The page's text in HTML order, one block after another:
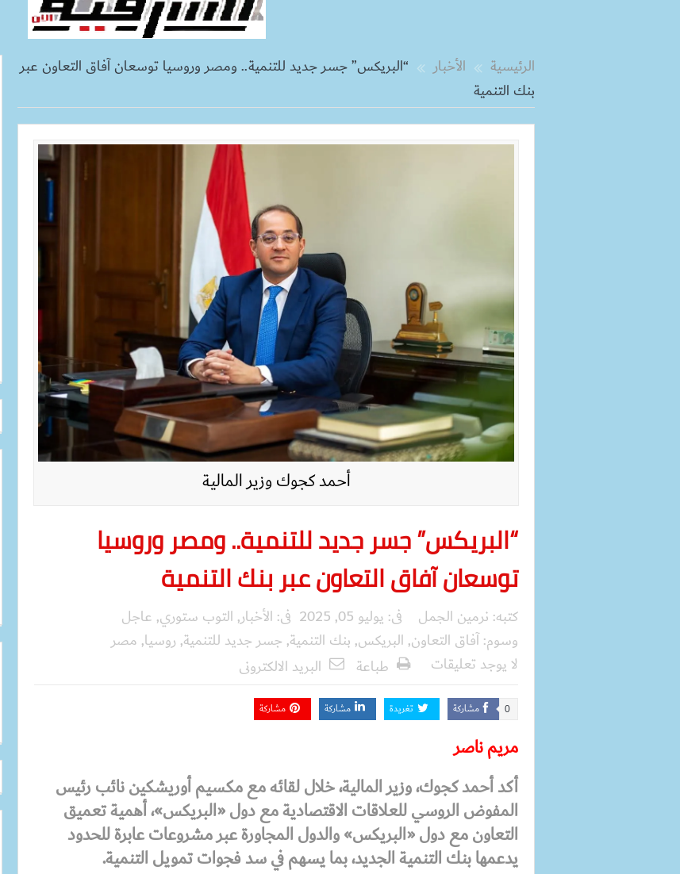
الرئيسية الأخبار
“البريكس” جسر جديد للتنمية.. ومصر وروسيا توسعان آفاق التعاون عبر
بنك التنمية
أحمد كجوك وزير المالية
“البريكس” جسر جديد للتنمية.. ومصر وروسيا
توسعان آفاق التعاون عبر بنك التنمية
كتبه: نرمين الجمل فى: يوليو 05, 2025 فى: الأخبار, التوب ستوري, عاجل
وسوم:آفاق التعاون, البريكس, بنك التنمية, جسر جديد للتنمية, روسيا, مصر
لا يوجد تعليقات
طباعة البريد الالكترونى
مشاركة 0 تغريدة مشاركة مشاركة
مريم ناصر
أكد أحمد كجوك، وزير المالية، خلال لقائه مع مكسيم أوريشكين نائب رئيس
المفوض الروسي للعلاقات الاقتصادية مع دول «البريكس»، أهمية تعميق
التعاون مع دول «البريكس» والدول المجاورة عبر مشروعات عابرة للحدود
يدعمها بنك التنمية الجديد، بما يسهم في سد فجوات تمويل التنمية.